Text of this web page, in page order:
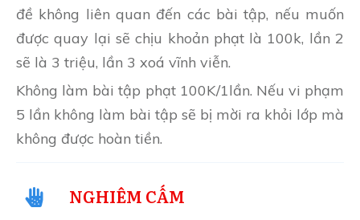
đề không liên quan đến các bài tập, nếu muốn
được quay lại sẽ chịu khoản phạt là 100k, lần 2
sẽ là 3 triệu, lần 3 xoá vĩnh viễn.
Không làm bài tập phạt 100K/1lần. Nếu vi phạm
5 lần không làm bài tập sẽ bị mời ra khỏi lớp mà
không được hoàn tiền.
NGHIÊM CẤM